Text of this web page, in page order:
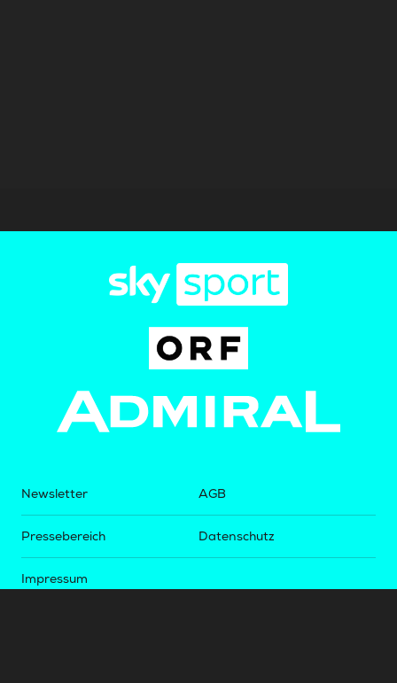
Newsletter
Pressebereich
Impressum
AGB
Datenschutz